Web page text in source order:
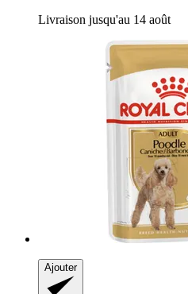
Livraison jusqu'au 14 août
Ajouter